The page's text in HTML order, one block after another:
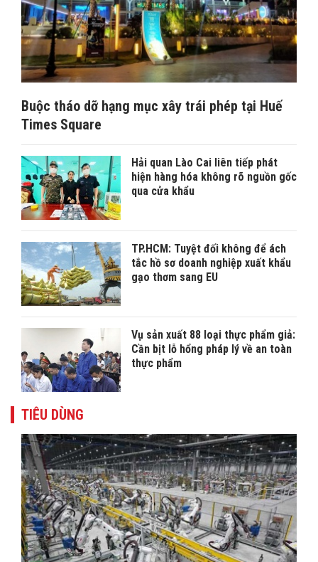
Buộc tháo dỡ hạng mục xây trái phép tại Huế
Times Square
Hải quan Lào Cai liên tiếp phát
hiện hàng hóa không rõ nguồn gốc
qua cửa khẩu
TP.HCM: Tuyệt đối không để ách
tắc hồ sơ doanh nghiệp xuất khẩu
gạo thơm sang EU
Vụ sản xuất 88 loại thực phẩm giả:
Cần bịt lỗ hổng pháp lý về an toàn
thực phẩm
TIÊU DÙNG